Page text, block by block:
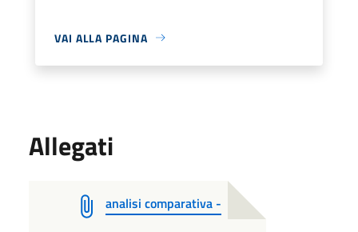
VAI ALLA PAGINA
Allegati
analisi comparativa -